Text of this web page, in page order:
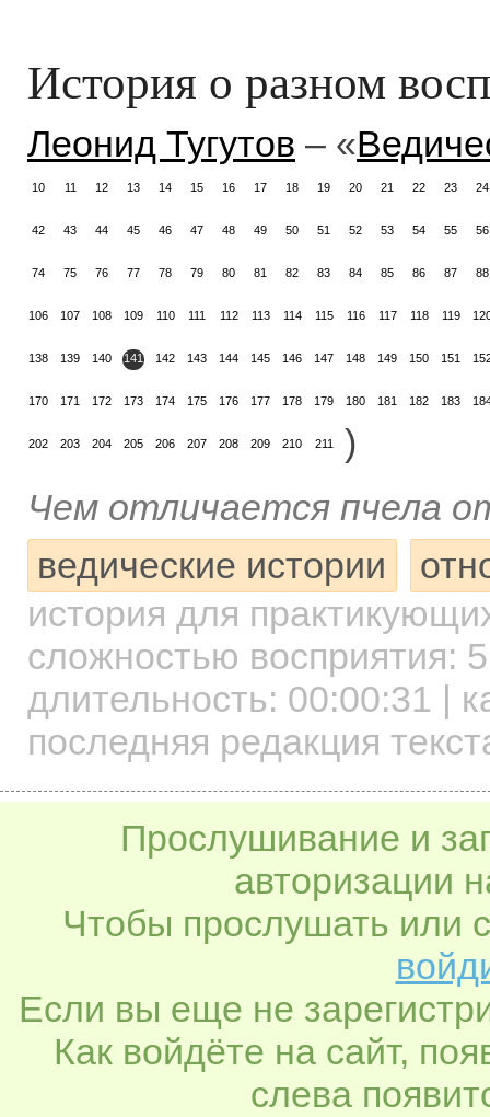
История о разном
Леонид Тугутов – «
10 11 12 13 14 15 16 17 18 19 20 21 22 23 24
42 43 44 45 46 47 48 49 50 51 52 53 54 55 56
74 75 76 77 78 79 80 81 82 83 84 85 86 87 88
106 107 108 109 110 111 112 113 114 115 116 117 118 119
138 139 140 141 142 143 144 145 146 147 148 149 150 151
170 171 172 173 174 175 176 177 178 179 180 181 182 183
202 203 204 205 206 207 208 209 210 211
)
Чем отличается пчела
ведические истории
история для
сложностью восприятия: 5
длительность: 00:00:31 |
последняя редакция
Прослушивание и
авторизации
Чтобы прослушать или
Если вы еще не
Как войдёте на сайт,
слева